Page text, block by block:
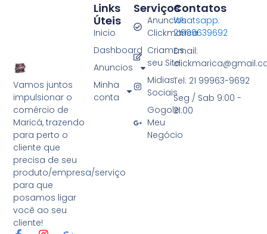
Vamos juntos
impulsionar o
comércio de
Maricá, trazendo
para perto o
cliente que
precisa de seu
produto/empresa/serviço
para que
posamos ligar
você ao seu
cliente!
Serviços
Anuncios
Clickmarica
Criamos
seu Site
Midias
Sociais
Gogole
Meu
Negócio
Links
Úteis
Inicio
Dashboard
Anuncios
Minha
conta
Contatos
Whatsapp:
21999639692
Email:
Tel: 21 99963-9692
Seg / Sab 9:00 -
21:00